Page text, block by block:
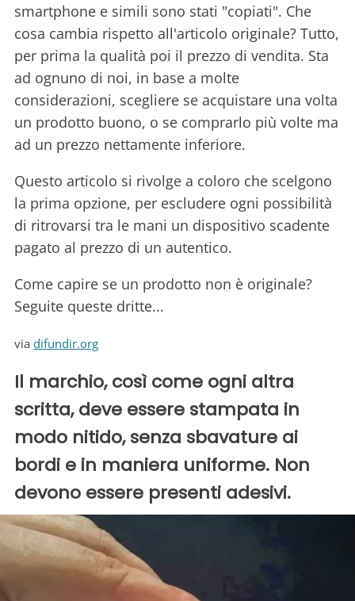
smartphone e simili sono stati "copiati". Che
cosa cambia rispetto all'articolo originale? Tutto,
per prima la qualità poi il prezzo di vendita. Sta
ad ognuno di noi, in base a molte
considerazioni, scegliere se acquistare una volta
un prodotto buono, o se comprarlo più volte ma
ad un prezzo nettamente inferiore.
Questo articolo si rivolge a coloro che scelgono
la prima opzione, per escludere ogni possibilità
di ritrovarsi tra le mani un dispositivo scadente
pagato al prezzo di un autentico.
Come capire se un prodotto non è originale?
Seguite queste dritte...
via difundir.org
Il marchio, così come ogni altra
scritta, deve essere stampata in
modo nitido, senza sbavature ai
bordi e in maniera uniforme. Non
devono essere presenti adesivi.